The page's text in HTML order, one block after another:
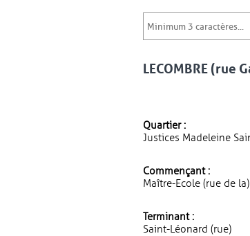
LECOMBRE (rue
Quartier :
Justices Madeleine
Commençant :
Maître-Ecole (rue de la)
Terminant :
Saint-Léonard (rue)